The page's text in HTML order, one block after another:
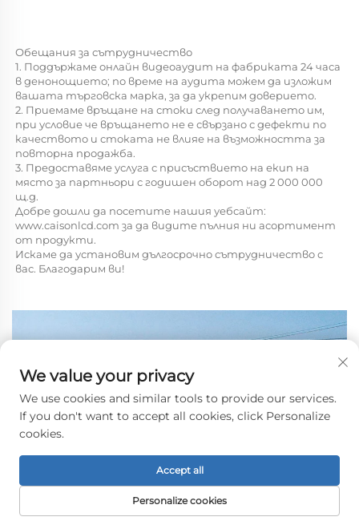
Обещания за сътрудничество
1. Поддържаме онлайн видеоаудит на фабриката 24 часа
в денонощието; по време на аудита можем да изложим
вашата търговска марка, за да укрепим доверието.
2. Приемаме връщане на стоки след получаването им,
при условие че връщането не е свързано с дефекти по
качеството и стоката не влияе на възможността за
повторна продажба.
3. Предоставяме услуга с присъствието на екип на
място за партньори с годишен оборот над 2 000 000
щ.д.
www.caisonlcd.com за да видите пълния ни асортимент
от продукти.
Искаме да установим дългосрочно сътрудничество с
вас. Благодарим ви!
We value your privacy
We use cookies and similar tools to provide our services.
If you don't want to accept all cookies, click Personalize
cookies.
Personalize cookies
Accept all